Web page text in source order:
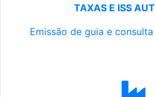
TAXAS E ISS
Emissão de guia e